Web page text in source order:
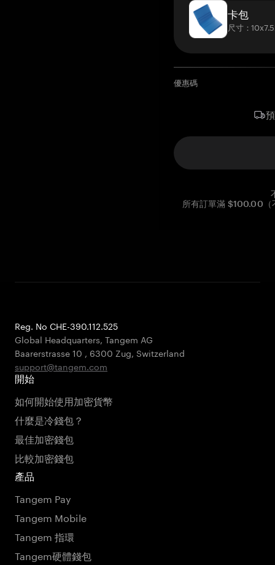
卡包
尺寸：
優惠碼
所有訂單滿 $100.00（
Reg. No CHE-390.112.525
Global Headquarters, Tangem AG
Baarerstrasse 10 , 6300 Zug, Switzerland
support@tangem.com
開始
如何開始使用加密貨幣
什麼是冷錢包？
最佳加密錢包
比較加密錢包
產品
Tangem Pay
Tangem Mobile
Tangem 指環
Tangem硬體錢包